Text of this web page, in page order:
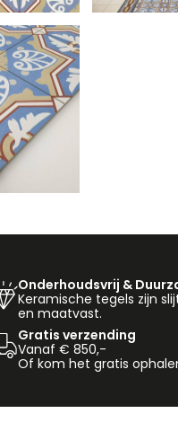
Onderhoudsvrij &
Keramische tegels zijn
en maatvast.
Gratis verzending
Vanaf € 850,-
Of kom het gratis